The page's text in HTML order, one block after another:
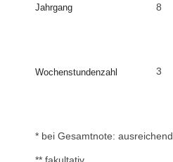
Jahrgang 8
Wochenstundenzahl 3
* bei Gesamtnote: ausreichend